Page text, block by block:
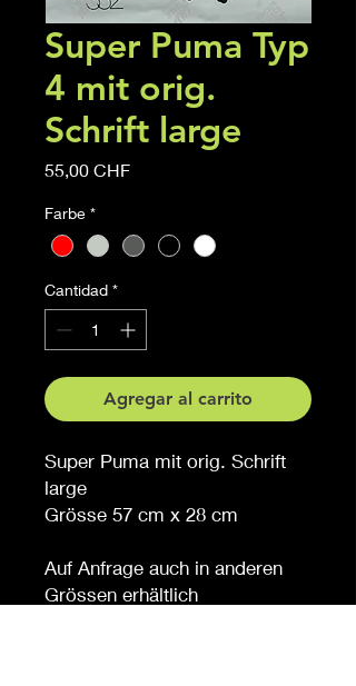
Super Puma Typ
4 mit orig.
Schrift large
55,00 CHFPrecio
Farbe *
Cantidad *
Agregar al carrito
Super Puma mit orig. Schrift
large
Grösse 57 cm x 28 cm
Auf Anfrage auch in anderen
Grössen erhältlich